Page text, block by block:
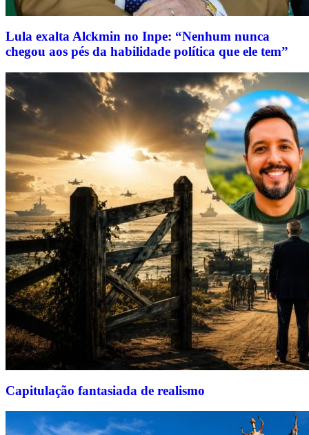
Lula exalta Alckmin no Inpe: “Nenhum nunca
chegou aos pés da habilidade política que ele tem”
Capitulação fantasiada de realismo